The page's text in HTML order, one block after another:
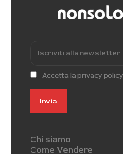
Accetta la privacy policy
Chi siamo
Come Vendere